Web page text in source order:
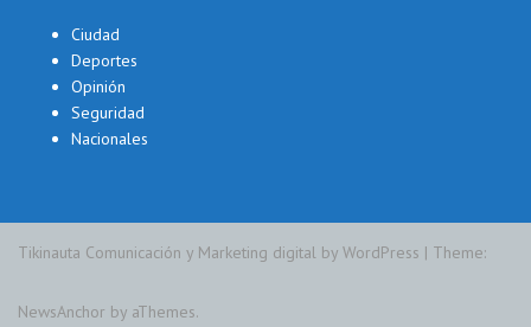
Ciudad
Deportes
Opinión
Seguridad
Nacionales
Tikinauta Comunicación y Marketing digital by WordPress | Theme:
NewsAnchor by aThemes.